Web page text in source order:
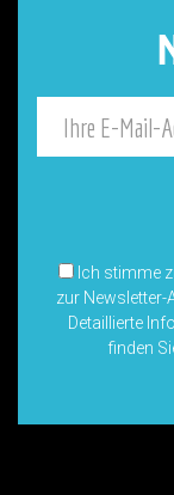
Ich stimme
zur Newsletter-
Detaillierte
finden